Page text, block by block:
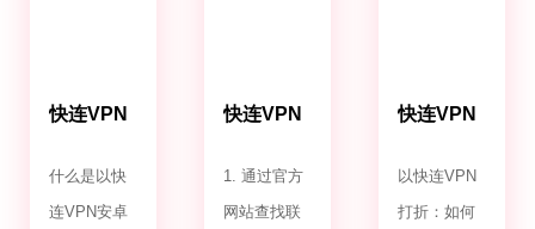
快连VPN
什么是以快
连VPN安卓
快连VPN
1. 通过官方
网站查找联
快连VPN
以快连VPN
打折：如何